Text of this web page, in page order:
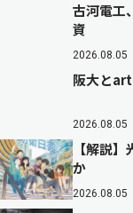
古河電工
資
2026.08.05
阪大と
2026.08.05
【解説
か
2026.08.05